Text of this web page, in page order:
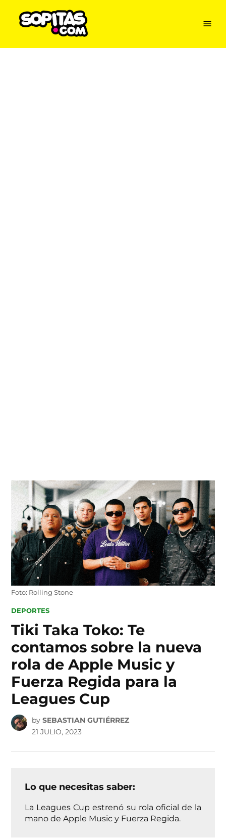
content
Menu
Foto: Rolling Stone
POSTED
DEPORTES
Tiki Taka Toko: Te
contamos sobre la nueva
rola de Apple Music y
Fuerza Regida para la
Leagues Cup
by SEBASTIAN GUTIÉRREZ
21 JULIO, 2023
Lo que necesitas saber:
La Leagues Cup estrenó su rola oficial de la
mano de Apple Music y Fuerza Regida.